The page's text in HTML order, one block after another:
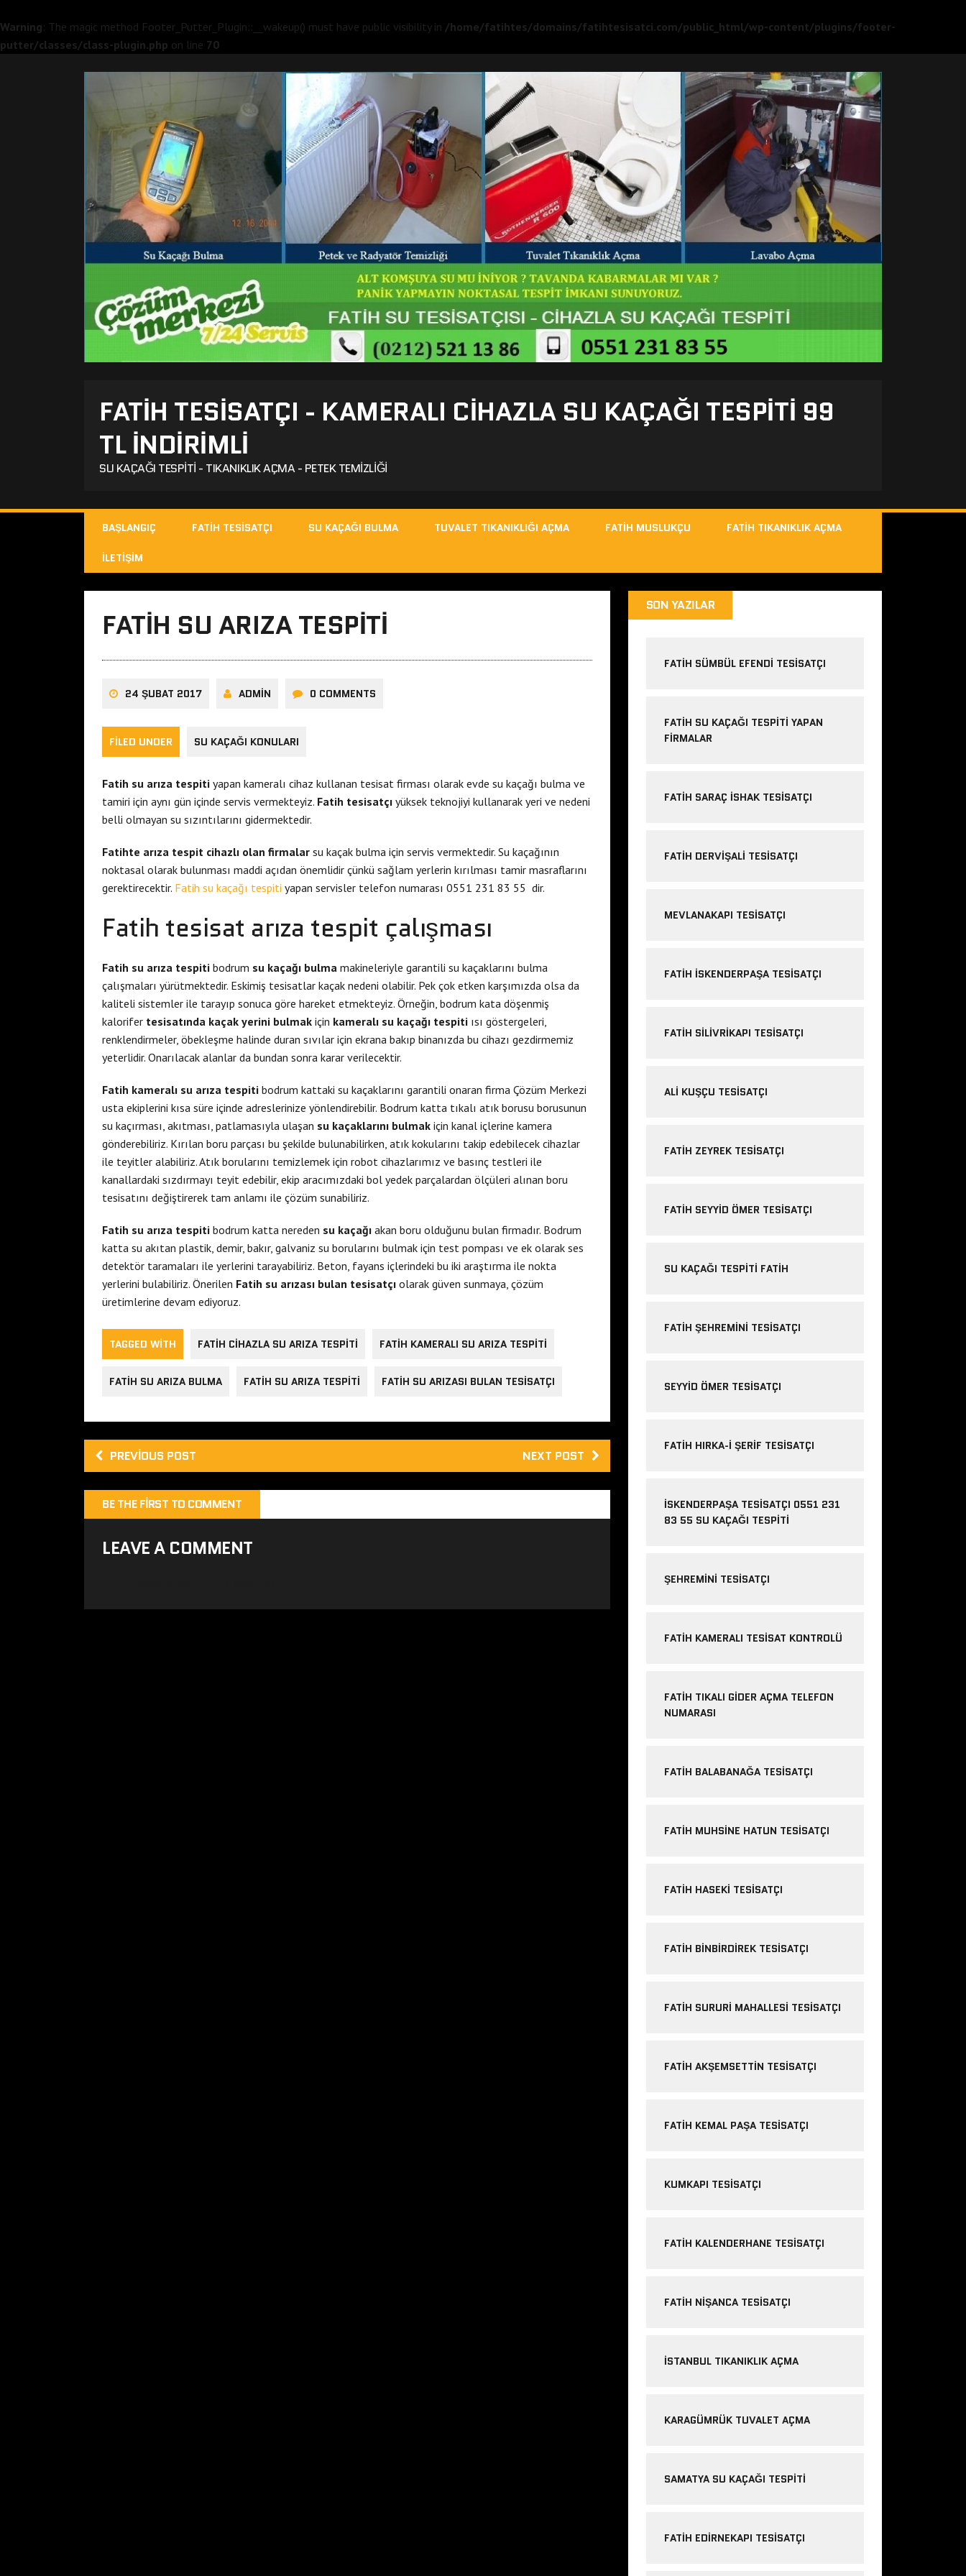
Warning: The magic method Footer_Putter_Plugin::__wakeup() must have public visibility in /home/fatihtes/domains/fatihtesisatci.com/public_html/wp-content/plugins/footer-
putter/classes/class-plugin.php on line 70
FATIH TESISATÇI - KAMERALI CIHAZLA SU KAÇAĞI TESPITI 99
TL İNDİRİMLİ
SU KAÇAĞI TESPITI - TIKANIKLIK AÇMA - PETEK TEMIZLIĞI
BAŞLANGIÇ FATIH TESISATÇI SU KAÇAĞI BULMA TUVALET TIKANIKLIĞI AÇMA FATIH MUSLUKÇU FATIH TIKANIKLIK AÇMA
İLETIŞIM
FATIH SU ARIZA TESPITI
24 ŞUBAT 2017 ADMIN 0 COMMENTS
FILED UNDER SU KAÇAĞI KONULARI
Fatih su arıza tespiti yapan kameralı cihaz kullanan tesisat firması olarak evde su kaçağı bulma ve
tamiri için aynı gün içinde servis vermekteyiz. Fatih tesisatçı yüksek teknojiyi kullanarak yeri ve nedeni
belli olmayan su sızıntılarını gidermektedir.
Fatihte arıza tespit cihazlı olan firmalar su kaçak bulma için servis vermektedir. Su kaçağının
noktasal olarak bulunması maddi açıdan önemlidir çünkü sağlam yerlerin kırılması tamir masraflarını
gerektirecektir. Fatih su kaçağı tespiti yapan servisler telefon numarası 0551 231 83 55 dir.
Fatih tesisat arıza tespit çalışması
Fatih su arıza tespiti bodrum su kaçağı bulma makineleriyle garantili su kaçaklarını bulma
çalışmaları yürütmektedir. Eskimiş tesisatlar kaçak nedeni olabilir. Pek çok etken karşımızda olsa da
kaliteli sistemler ile tarayıp sonuca göre hareket etmekteyiz. Örneğin, bodrum kata döşenmiş
kalorifer tesisatında kaçak yerini bulmak için kameralı su kaçağı tespiti ısı göstergeleri,
renklendirmeler, öbekleşme halinde duran sıvılar için ekrana bakıp binanızda bu cihazı gezdirmemiz
yeterlidir. Onarılacak alanlar da bundan sonra karar verilecektir.
Fatih kameralı su arıza tespiti bodrum kattaki su kaçaklarını garantili onaran firma Çözüm Merkezi
usta ekiplerini kısa süre içinde adreslerinize yönlendirebilir. Bodrum katta tıkalı atık borusu borusunun
su kaçırması, akıtması, patlamasıyla ulaşan su kaçaklarını bulmak için kanal içlerine kamera
gönderebiliriz. Kırılan boru parçası bu şekilde bulunabilirken, atık kokularını takip edebilecek cihazlar
ile teyitler alabiliriz. Atık borularını temizlemek için robot cihazlarımız ve basınç testleri ile
kanallardaki sızdırmayı teyit edebilir, ekip aracımızdaki bol yedek parçalardan ölçüleri alınan boru
tesisatını değiştirerek tam anlamı ile çözüm sunabiliriz.
Fatih su arıza tespiti bodrum katta nereden su kaçağı akan boru olduğunu bulan firmadır. Bodrum
katta su akıtan plastik, demir, bakır, galvaniz su borularını bulmak için test pompası ve ek olarak ses
detektör taramaları ile yerlerini tarayabiliriz. Beton, fayans içlerindeki bu iki araştırma ile nokta
yerlerini bulabiliriz. Önerilen Fatih su arızası bulan tesisatçı olarak güven sunmaya, çözüm
üretimlerine devam ediyoruz.
TAGGED WITH FATIH CIHAZLA SU ARIZA TESPITI FATIH KAMERALI SU ARIZA TESPITI
FATIH SU ARIZA BULMA FATIH SU ARIZA TESPITI FATIH SU ARIZASI BULAN TESISATÇI
PREVIOUS POST NEXT POST
BE THE FIRST TO COMMENT
LEAVE A COMMENT
SON YAZILAR
FATIH SÜMBÜL EFENDI TESISATÇI
FATIH SU KAÇAĞI TESPITI YAPAN
FIRMALAR
FATIH SARAÇ ISHAK TESISATÇI
FATIH DERVIŞALI TESISATÇI
MEVLANAKAPI TESISATÇI
FATIH ISKENDERPAŞA TESISATÇI
FATIH SILIVRIKAPI TESISATÇI
ALI KUŞÇU TESISATÇI
FATIH ZEYREK TESISATÇI
FATIH SEYYID ÖMER TESISATÇI
SU KAÇAĞI TESPITI FATIH
FATIH ŞEHREMINI TESISATÇI
SEYYID ÖMER TESISATÇI
FATIH HIRKA-I ŞERIF TESISATÇI
İSKENDERPAŞA TESISATÇI 0551 231
83 55 SU KAÇAĞI TESPITI
ŞEHREMINI TESISATÇI
FATIH KAMERALI TESISAT KONTROLÜ
FATIH TIKALI GIDER AÇMA TELEFON
NUMARASI
FATIH BALABANAĞA TESISATÇI
FATIH MUHSINE HATUN TESISATÇI
FATIH HASEKI TESISATÇI
FATIH BINBIRDIREK TESISATÇI
FATIH SURURI MAHALLESI TESISATÇI
FATIH AKŞEMSETTIN TESISATÇI
FATIH KEMAL PAŞA TESISATÇI
KUMKAPI TESISATÇI
FATIH KALENDERHANE TESISATÇI
FATIH NIŞANCA TESISATÇI
ISTANBUL TIKANIKLIK AÇMA
KARAGÜMRÜK TUVALET AÇMA
SAMATYA SU KAÇAĞI TESPITI
FATIH EDIRNEKAPI TESISATÇI